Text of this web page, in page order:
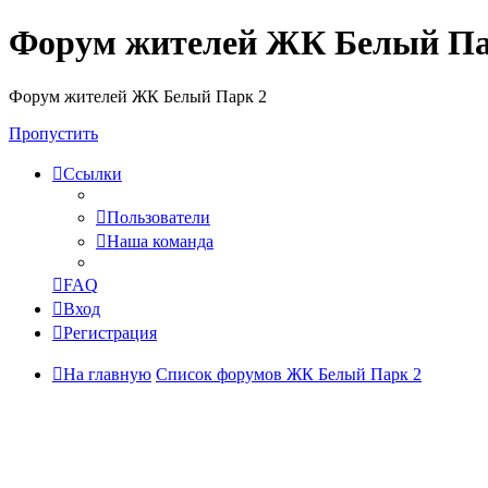
Форум жителей ЖК Белый
Форум жителей ЖК Белый Парк 2
Пропустить
Ссылки
Пользователи
Наша команда
FAQ
Вход
Регистрация
На главную Список форумов ЖК Белый Парк 2